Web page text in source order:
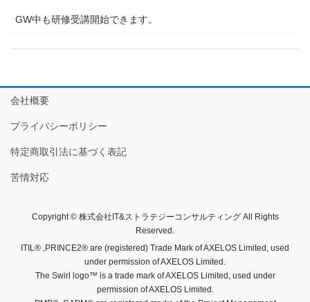
GW中も研修受講開始できます。
会社概要
プライバシーポリシー
特定商取引法に基づく表記
苦情対応
Copyright © 株式会社IT&ストラテジーコンサルティング All Rights
Reserved.
ITIL® ,PRINCE2® are (registered) Trade Mark of AXELOS Limited, used
under permission of AXELOS Limited.
The Swirl logo™ is a trade mark of AXELOS Limited, used under
permission of AXELOS Limited.